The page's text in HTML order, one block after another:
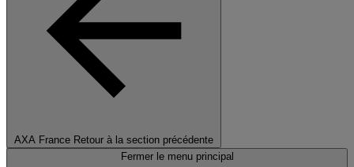
AXA France Retour à la section précédente
Fermer le menu principal